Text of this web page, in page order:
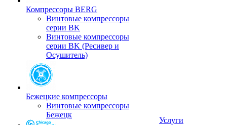
Компрессоры BERG
Винтовые компрессоры
серии BK
Винтовые компрессоры
серии BK (Ресивер и
Осушитель)
Бежецкие компрессоры
Винтовые компрессоры
Бежецк
Услуги